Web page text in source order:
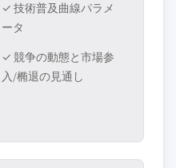
✓ 技術普及曲線パラメ
ータ
✓ 競争の動態と市場参
入/椭退の見通し